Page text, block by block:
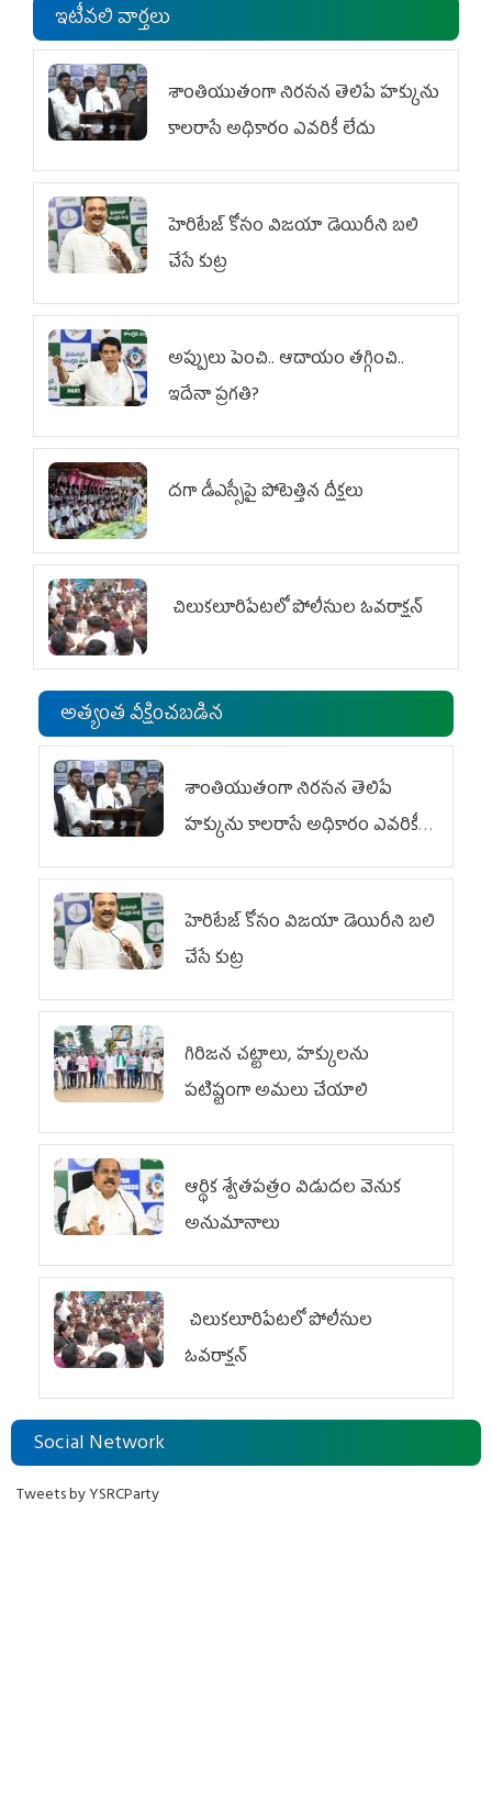
ఇటీవలి వార్తలు
శాంతియుతంగా నిరసన తెలిపే హక్కును
కాలరాసే అధికారం ఎవరికీ లేదు
హెరిటేజ్ కోసం విజయా డెయిరీని బలి
చేసే కుట్ర‌
అప్పులు పెంచి.. ఆదాయం తగ్గించి..
ఇదేనా ప్రగతి?
దగా డీఎస్సీపై పోటెత్తిన దీక్షలు
చిలుక‌లూరిపేట‌లో పోలీసుల ఓవ‌రాక్ష‌న్‌
అత్యంత వీక్షించబడిన
శాంతియుతంగా నిరసన తెలిపే
హక్కును కాలరాసే అధికారం ఎవరికీ
లేదు
హెరిటేజ్ కోసం విజయా డెయిరీని బలి
చేసే కుట్ర‌
గిరిజన చట్టాలు, హక్కులను
పటిష్టంగా అమలు చేయాలి
ఆర్థిక శ్వేతపత్రం విడుదల వెనుక
అనుమానాలు
చిలుక‌లూరిపేట‌లో పోలీసుల
ఓవ‌రాక్ష‌న్‌
Social Network
Tweets by YSRCParty